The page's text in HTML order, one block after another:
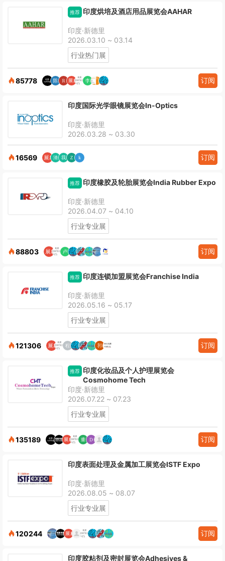
推荐 印度烘培及酒店用品展览会AAHAR
印度·新德里
2026.03.10 ~ 03.14
行业热门展
85778 订阅
印度国际光学眼镜展览会In-Optics
印度·新德里
2026.03.28 ~ 03.30
16569 订阅
推荐 印度橡胶及轮胎展览会India Rubber Expo
印度·新德里
2026.04.07 ~ 04.10
行业专业展
88803 订阅
推荐 印度连锁加盟展览会Franchise India
印度·新德里
2026.05.16 ~ 05.17
行业专业展
121306 订阅
推荐 印度化妆品及个人护理展览会
Cosmohome Tech
印度·新德里
2026.07.22 ~ 07.23
行业专业展
135189 订阅
印度表面处理及金属加工展览会ISTF Expo
印度·新德里
2026.08.05 ~ 08.07
行业专业展
120244 订阅
印度胶粘剂及密封展览会Adhesives &